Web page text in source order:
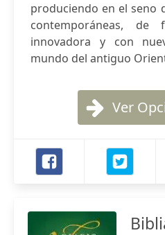
produciendo en el seno
contemporáneas, de
innovadora y con
mundo del antiguo
Ver